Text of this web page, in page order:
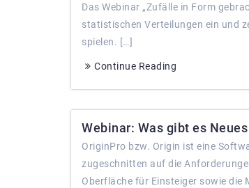
Das Webinar „Zufälle in Form
statistischen Verteilungen ein und
spielen. […]
Continue Reading
Webinar: Was gibt es
OriginPro bzw. Origin ist eine
zugeschnitten auf die
Oberfläche für Einsteiger sowie